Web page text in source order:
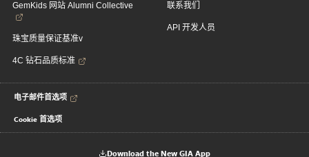
GemKids 网站 Alumni Collective
珠宝质量保证基准v
4C 钻石品质标准
联系我们
API 开发人员
电子邮件首选项
Cookie 首选项
Download the New GIA App